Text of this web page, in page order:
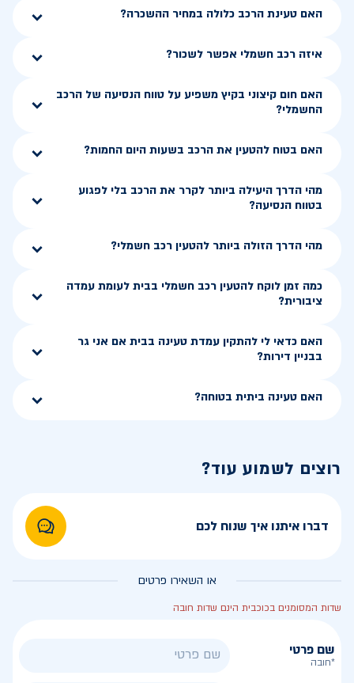
האם טעינת הרכב כלולה במחיר ההשכרה?
איזה רכב חשמלי אפשר לשכור?
האם חום קיצוני בקיץ משפיע על טווח הנסיעה של הרכב
החשמלי?
האם בטוח להטעין את הרכב בשעות היום החמות?
מהי הדרך היעילה ביותר לקרר את הרכב בלי לפגוע
בטווח הנסיעה?
מהי הדרך הזולה ביותר להטעין רכב חשמלי?
כמה זמן לוקח להטעין רכב חשמלי בבית לעומת עמדה
ציבורית?
האם כדאי לי להתקין עמדת טעינה בבית אם אני גר
בבניין דירות?
האם טעינה ביתית בטוחה?
רוצים לשמוע עוד?
דברו איתנו איך שנוח לכם
או השאירו פרטים
שדות המסומנים בכוכבית הינם שדות חובה
שם פרטי
*חובה